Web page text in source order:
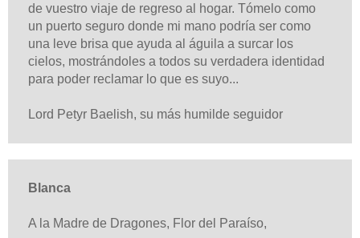
de vuestro viaje de regreso al hogar. Tómelo como
un puerto seguro donde mi mano podría ser como
una leve brisa que ayuda al águila a surcar los
cielos, mostrándoles a todos su verdadera identidad
para poder reclamar lo que es suyo...
Lord Petyr Baelish, su más humilde seguidor
Blanca
A la Madre de Dragones, Flor del Paraíso,